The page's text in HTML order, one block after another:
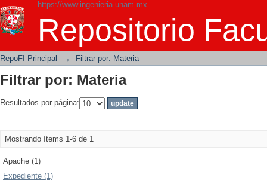
https://www.ingenieria.unam.mx
Repositorio
Filtrar por: Materia
RepoFI Principal → Filtrar por: Materia
Filtrar por: Materia
Resultados por página:
Mostrando ítems 1-6 de 1
Apache (1)
Expediente (1)